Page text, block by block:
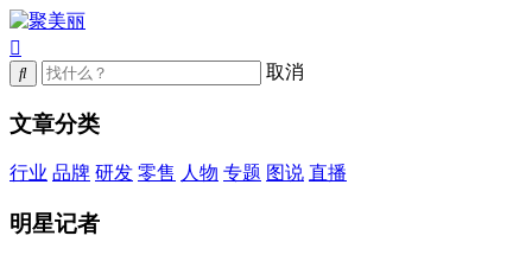
取消
文章分类
行业 品牌 研发 零售 人物 专题 图说 直播
明星记者